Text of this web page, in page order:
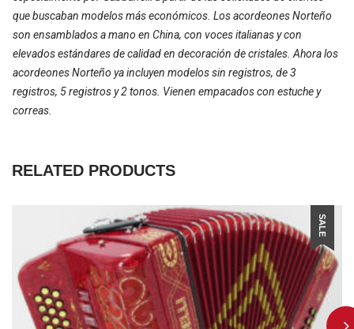
que buscaban modelos más económicos. Los acordeones Norteño
son ensamblados a mano en China, con voces italianas y con
elevados estándares de calidad en decoración de cristales. Ahora los
acordeones Norteño ya incluyen modelos sin registros, de 3
registros, 5 registros y 2 tonos. Vienen empacados con estuche y
correas.
RELATED PRODUCTS
SALE